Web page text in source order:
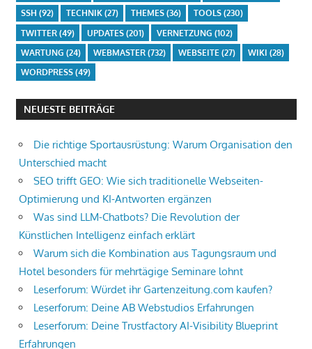
SSH (92) TECHNIK(27) THEMES(36) TOOLS(230)
TWITTER(49) UPDATES(201) VERNETZUNG (102)
WARTUNG (24) WEBMASTER(732) WEBSEITE (27) WIKI (28)
WORDPRESS(49)
NEUESTE BEITRÄGE
Die richtige Sportausrüstung: Warum Organisation den
Unterschied macht
SEO trifft GEO: Wie sich traditionelle Webseiten-
Optimierung und KI-Antworten ergänzen
Was sind LLM-Chatbots? Die Revolution der
Künstlichen Intelligenz einfach erklärt
Warum sich die Kombination aus Tagungsraum und
Hotel besonders für mehrtägige Seminare lohnt
Leserforum: Würdet ihr Gartenzeitung.com kaufen?
Leserforum: Deine AB Webstudios Erfahrungen
Leserforum: Deine Trustfactory AI-Visibility Blueprint
Erfahrungen